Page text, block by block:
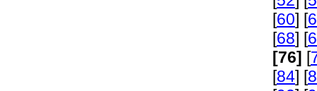
[60] [
[68] [
[76] [
[84] [